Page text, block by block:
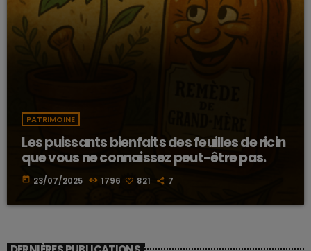
PATRIMOINE
Les puissants bienfaits des feuilles de ricin
que vous ne connaissez peut-être pas.
today 23/07/2025 1796 821 7